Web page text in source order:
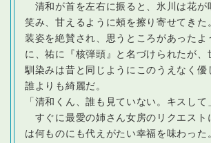
清和が首を左右に振ると、氷川は花が
笑み、甘えるように頰を擦り寄せてきた
装姿を絶賛され、思うところがあったよ
に、祐に『核弾頭』と名づけられたが、
馴染みは昔と同じようにこのうえなく優
誰よりも綺麗だ。
「清和くん、誰も見ていない。キスして
すぐに最愛の姉さん女房のリクエスト
は何ものにも代えがたい幸福を味わった